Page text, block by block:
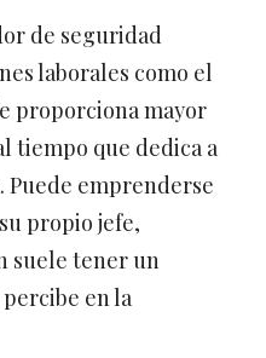
de seguridad
laborales como el
proporciona mayor
tiempo que dedica a
emprenderse
propio jefe,
suele tener un
en la